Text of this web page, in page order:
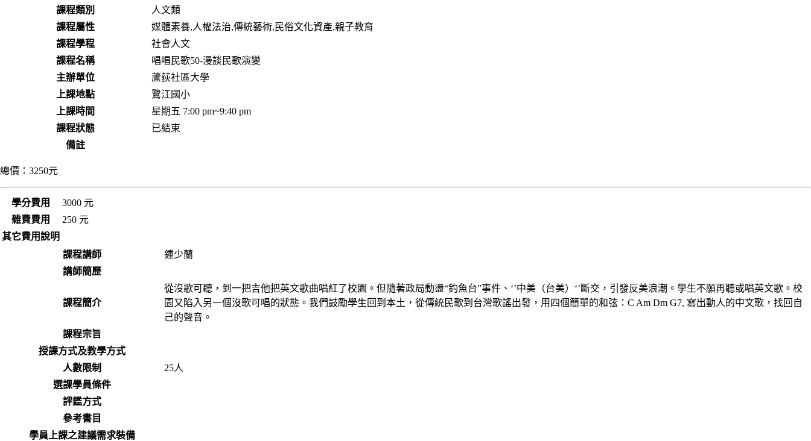
課程類別
人文類
課程屬性
媒體素養,人權法治,傳統藝術,民俗文化資產,親子教育
課程學程
社會人文
課程名稱
唱唱民歌50-漫談民歌演變
主辦單位
蘆荻社區大學
上課地點
鷺江國小
上課時間
星期五 7:00 pm~9:40 pm
課程狀態
已結束
備註
總價： 3250元
學分費用
3000 元
雜費費用
250 元
其它費用說明
課程講師
鍾少蘭
講師簡歷
課程簡介
從沒歌可聽，到一把吉他把英文歌曲唱紅了校園。但隨著政局動盪“釣魚台”事件、‘’中美（台美）‘’斷交，引發反美浪潮。學生不願再聽或唱英文歌。校
園又陷入另一個沒歌可唱的狀態。我們鼓勵學生回到本土，從傳統民歌到台灣歌謠出發，用四個簡單的和弦：C Am Dm G7, 寫出動人的中文歌，找回自
己的聲音。
課程宗旨
授課方式及教學方式
人數限制
25人
選課學員條件
評鑑方式
參考書目
學員上課之建議需求裝備